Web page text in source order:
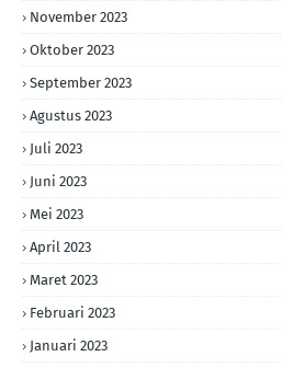
November 2023
Oktober 2023
September 2023
Agustus 2023
Juli 2023
Juni 2023
Mei 2023
April 2023
Maret 2023
Februari 2023
Januari 2023